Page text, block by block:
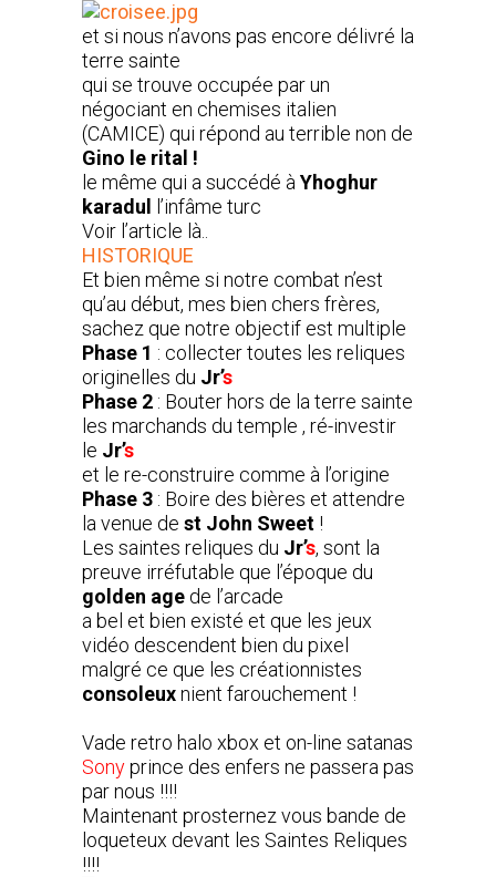
et si nous n’avons pas encore délivré la
terre sainte
qui se trouve occupée par un
négociant en chemises italien
(CAMICE) qui répond au terrible non de
Gino le rital !
le même qui a succédé à Yhoghur
karadul
l’infâme turc
Voir l’article là..
HISTORIQUE
Et bien même si notre combat n’est
qu’au début, mes bien chers frères,
sachez que notre objectif est multiple
Phase 1 : collecter toutes les reliques
originelles du Jr’s
Phase 2 : Bouter hors de la terre sainte
les marchands du temple , ré-investir
le Jr’s
et le re-construire comme à l’origine
Phase 3 : Boire des bières et attendre
la venue de st John Sweet !
Les saintes reliques du Jr’s, sont la
preuve irréfutable que l’époque du
golden age de l’arcade
a bel et bien existé et que les jeux
vidéo descendent bien du pixel
malgré ce que les créationnistes
consoleuxnient farouchement !
Vade retro halo xbox et on-line satanas
Sonyprince des enfers ne passera pas
par nous !!!!
Maintenant prosternez vous bande de
loqueteux devant les Saintes Reliques
!!!!